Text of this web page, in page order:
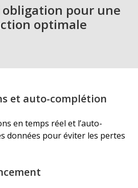
obligation pour une
optimale
et auto-complétion
en temps réel et l’auto-
données pour éviter les pertes